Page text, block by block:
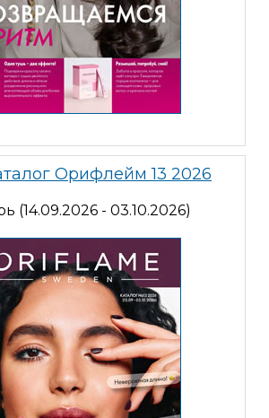
Орифлейм 13 2026
(14.09.2026 - 03.10.2026)